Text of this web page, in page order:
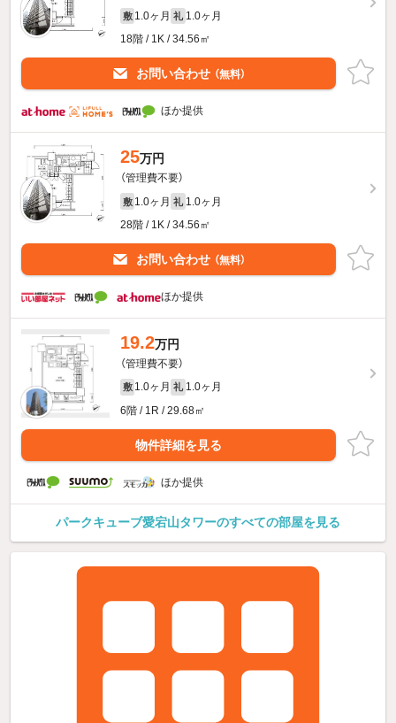
敷 1.0ヶ月 礼 1.0ヶ月
18階 / 1K / 34.56㎡
お問い合わせ （無料）
ほか提供
25万円
（管理費不要）
敷 1.0ヶ月 礼 1.0ヶ月
28階 / 1K / 34.56㎡
お問い合わせ （無料）
ほか提供
19.2万円
（管理費不要）
敷 1.0ヶ月 礼 1.0ヶ月
6階 / 1R / 29.68㎡
物件詳細を見る
ほか提供
パークキューブ愛宕山タワーのすべての部屋を見る